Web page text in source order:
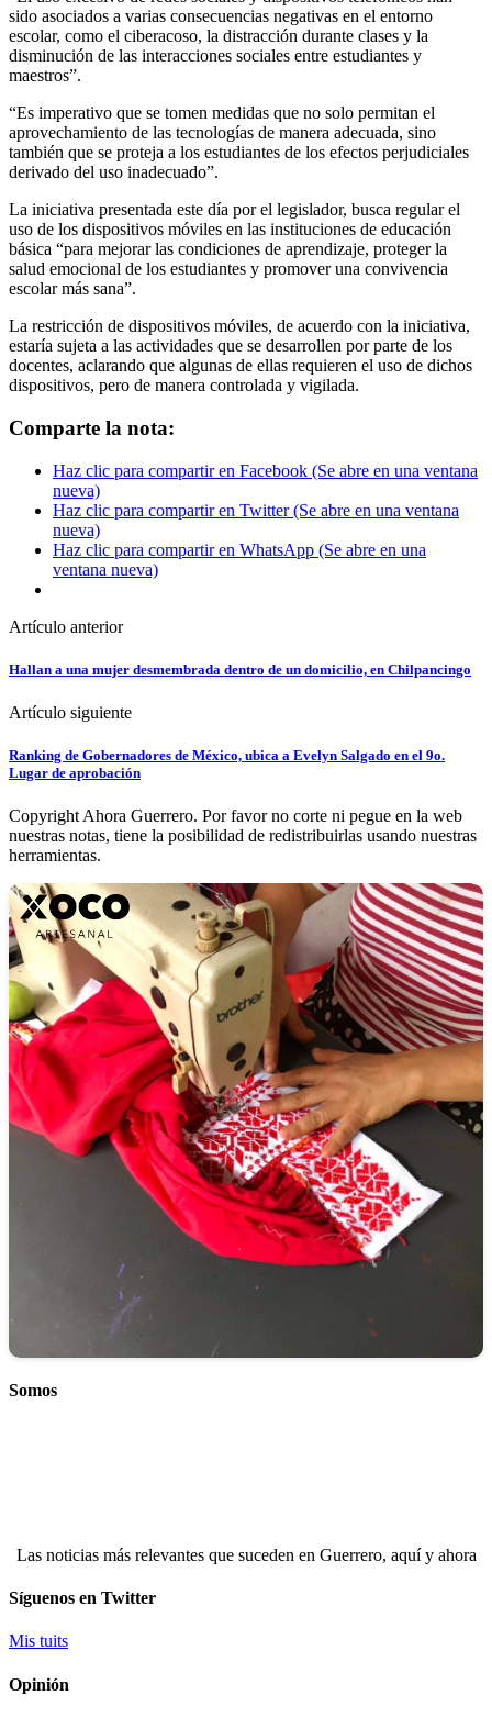
sido asociados a varias consecuencias negativas en el entorno
escolar, como el ciberacoso, la distracción durante clases y la
disminución de las interacciones sociales entre estudiantes y
maestros”.
“Es imperativo que se tomen medidas que no solo permitan el
aprovechamiento de las tecnologías de manera adecuada, sino
también que se proteja a los estudiantes de los efectos perjudiciales
derivado del uso inadecuado”.
La iniciativa presentada este día por el legislador, busca regular el
uso de los dispositivos móviles en las instituciones de educación
básica “para mejorar las condiciones de aprendizaje, proteger la
salud emocional de los estudiantes y promover una convivencia
escolar más sana”.
La restricción de dispositivos móviles, de acuerdo con la iniciativa,
estaría sujeta a las actividades que se desarrollen por parte de los
docentes, aclarando que algunas de ellas requieren el uso de dichos
dispositivos, pero de manera controlada y vigilada.
Comparte la nota:
Haz clic para compartir en Facebook (Se abre en una ventana
nueva)
Haz clic para compartir en Twitter (Se abre en una ventana
nueva)
Haz clic para compartir en WhatsApp (Se abre en una
ventana nueva)
Artículo anterior
Hallan a una mujer desmembrada dentro de un domicilio, en Chilpancingo
Artículo siguiente
Ranking de Gobernadores de México, ubica a Evelyn Salgado en el 9o.
Lugar de aprobación
Copyright Ahora Guerrero. Por favor no corte ni pegue en la web
nuestras notas, tiene la posibilidad de redistribuirlas usando nuestras
herramientas.
Somos
Las noticias más relevantes que suceden en Guerrero, aquí y ahora
Síguenos en Twitter
Mis tuits
Opinión